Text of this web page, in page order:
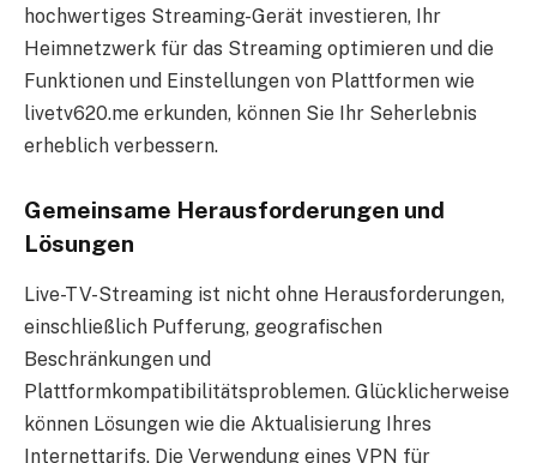
hochwertiges Streaming-Gerät investieren, Ihr
Heimnetzwerk für das Streaming optimieren und die
Funktionen und Einstellungen von Plattformen wie
livetv620.me erkunden, können Sie Ihr Seherlebnis
erheblich verbessern.
Gemeinsame Herausforderungen und
Lösungen
Live-TV-Streaming ist nicht ohne Herausforderungen,
einschließlich Pufferung, geografischen
Beschränkungen und
Plattformkompatibilitätsproblemen. Glücklicherweise
können Lösungen wie die Aktualisierung Ihres
Internettarifs. Die Verwendung eines VPN für